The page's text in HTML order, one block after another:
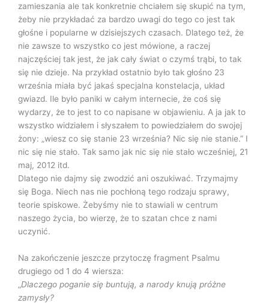
zamieszania ale tak konkretnie chciałem się skupić na tym,
żeby nie przykładać za bardzo uwagi do tego co jest tak
głośne i popularne w dzisiejszych czasach. Dlatego też, że
nie zawsze to wszystko co jest mówione, a raczej
najczęściej tak jest, że jak cały świat o czymś trąbi, to tak
się nie dzieje. Na przykład ostatnio było tak głośno 23
września miała być jakaś specjalna konstelacja, układ
gwiazd. Ile było paniki w całym internecie, że coś się
wydarzy, że to jest to co napisane w objawieniu. A ja jak to
wszystko widziałem i słyszałem to powiedziałem do swojej
żony: „wiesz co się stanie 23 września? Nic się nie stanie.” I
nic się nie stało. Tak samo jak nic się nie stało wcześniej, 21
maj, 2012 itd.
Dlatego nie dajmy się zwodzić ani oszukiwać. Trzymajmy
się Boga. Niech nas nie pochłoną tego rodzaju sprawy,
teorie spiskowe. Żebyśmy nie to stawiali w centrum
naszego życia, bo wierzę, że to szatan chce z nami
uczynić.
Na zakończenie jeszcze przytoczę fragment Psalmu
drugiego od 1 do 4 wiersza:
„ Dlaczego poganie się buntują, a narody knują próżne
zamysły?